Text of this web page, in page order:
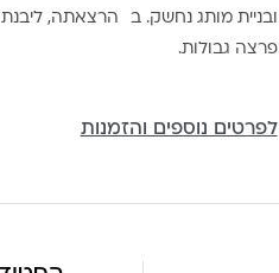
ובניית מותג נחשק. ב הרצאתה,
פרצה גבולות.
לפרטים נוספים והזמנות